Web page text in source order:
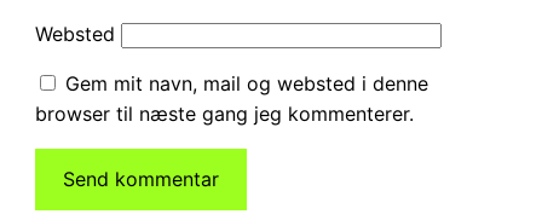
Websted
Gem mit navn, mail og websted i denne
browser til næste gang jeg kommenterer.